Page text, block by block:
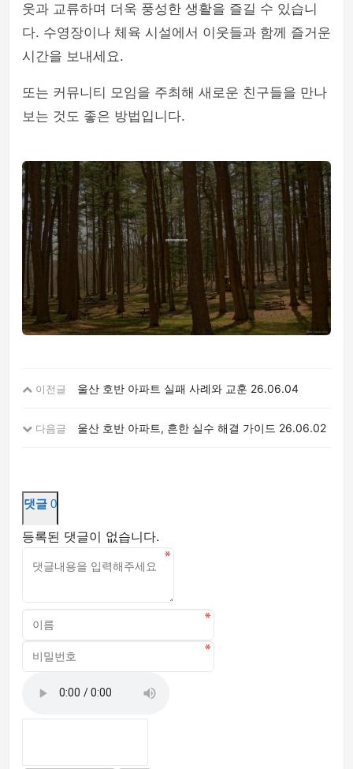
웃과 교류하며 더욱 풍성한 생활을 즐길 수 있습니
다. 수영장이나 체육 시설에서 이웃들과 함께 즐거운
시간을 보내세요.
또는 커뮤니티 모임을 주최해 새로운 친구들을 만나
보는 것도 좋은 방법입니다.
이전글 울산 호반 아파트 실패 사례와 교훈 26.06.04
다음글 울산 호반 아파트, 흔한 실수 해결 가이드 26.06.02
댓글 0
등록된 댓글이 없습니다.